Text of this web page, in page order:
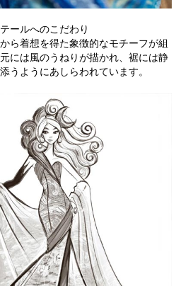
ールへのこだわり
ら着想を得た象徴的なモチーフが組
には風のうねりが描かれ、裾には静
うようにあしらわれています。